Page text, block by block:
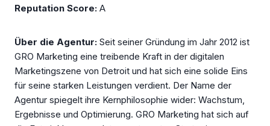
Reputation Score: A
Über die Agentur: Seit seiner Gründung im Jahr 2012 ist
GRO Marketing eine treibende Kraft in der digitalen
Marketingszene von Detroit und hat sich eine solide Eins
für seine starken Leistungen verdient. Der Name der
Agentur spiegelt ihre Kernphilosophie wider: Wachstum,
Ergebnisse und Optimierung. GRO Marketing hat sich auf